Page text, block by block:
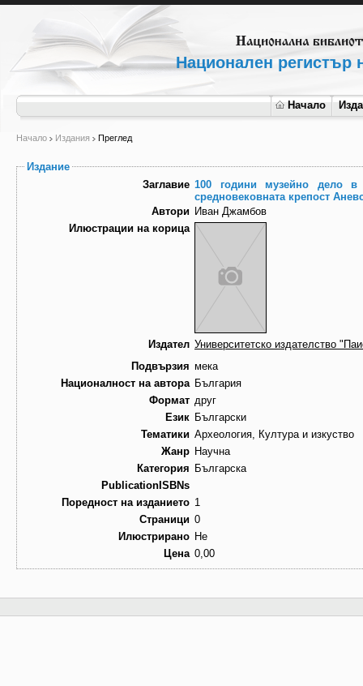
Национален регистър
Начало
Начало Издания Преглед
Издание
Заглавие 100 години музейно дело в
средновековната крепост
Автори Иван Джамбов
Илюстрации на корица
Издател Университетско издателство
Подвързия мека
Националност на автора България
Формат друг
Език Български
Тематики Археология, Култура и изкуство
Жанр Научна
Категория Българска
PublicationISBNs
Поредност на изданието 1
Страници 0
Илюстрирано Не
Цена 0,00